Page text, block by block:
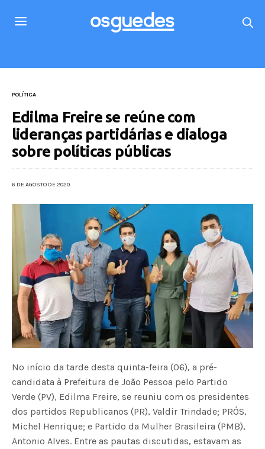
POLÍTICA
Edilma Freire se reúne com
lideranças partidárias e dialoga
sobre políticas públicas
6 DE AGOSTO DE 2020
No início da tarde desta quinta-feira (06), a pré-
candidata à Prefeitura de João Pessoa pelo Partido
Verde (PV), Edilma Freire, se reuniu com os presidentes
dos partidos Republicanos (PR), Valdir Trindade; PRÓS,
Michel Henrique; e Partido da Mulher Brasileira (PMB),
Antonio Alves. Entre as pautas discutidas, estavam as